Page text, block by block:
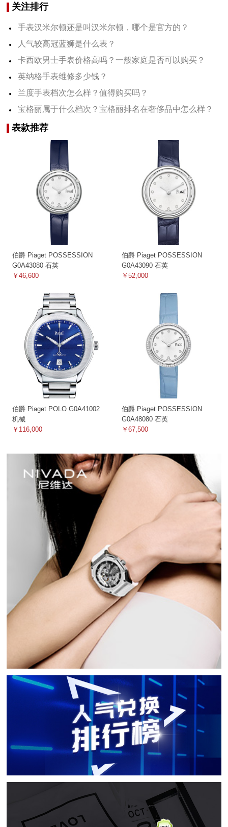
关注排行
手表汉米尔顿还是叫汉米尔顿，哪个是官方的？
人气较高冠蓝狮是什么表？
卡西欧男士手表价格高吗？一般家庭是否可以购买？
英纳格手表维修多少钱？
兰度手表档次怎么样？值得购买吗？
宝格丽属于什么档次？宝格丽排名在奢侈品中怎么样？
表款推荐
伯爵 Piaget POSSESSION
G0A43080 石英
￥46,600
伯爵 Piaget POSSESSION
G0A43090 石英
￥52,000
伯爵 Piaget POLO G0A41002
机械
￥116,000
伯爵 Piaget POSSESSION
G0A48080 石英
￥67,500